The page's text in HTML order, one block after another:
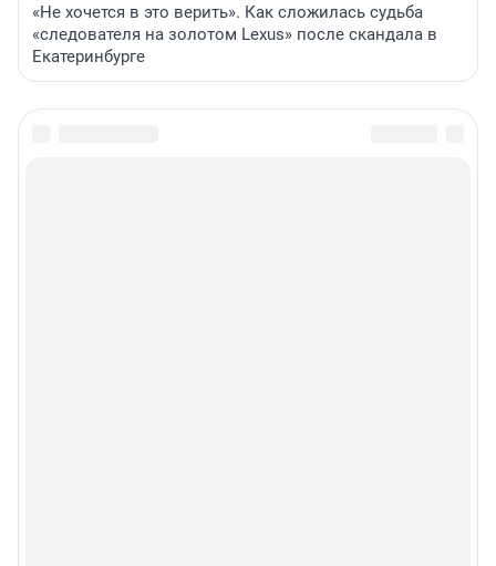
«Не хочется в это верить». Как сложилась судьба
«следователя на золотом Lexus» после скандала в
Екатеринбурге